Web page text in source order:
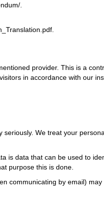
.
.
provider. This is a
in accordance with our
We treat your
is data that can be used to
purpose this is done.
communicating by email)